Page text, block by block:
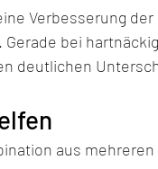
Verbesserung
bei
deutlichen
aus